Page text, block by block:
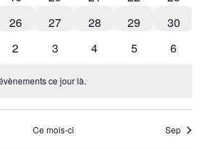
0 évènements
26 0 évènements
27 0 évènements
28 0 évènements
29 0
30
0 évènements
2 0 évènements
3 0 évènements
4 1 évènement
5 0
6
ce jour là.
Ce mois-ci Sep